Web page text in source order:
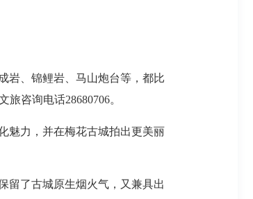
岩、锦鲤岩、马山炮台等，都比
咨询电话28680706。
魅力，并在梅花古城拍出更美丽
留了古城原生烟火气，又兼具出